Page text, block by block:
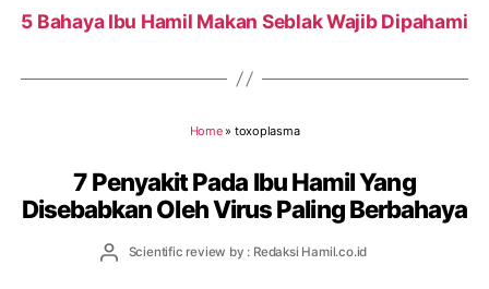
5 Bahaya Ibu Hamil Makan Seblak Wajib Dipahami
Home» toxoplasma
7 Penyakit Pada Ibu Hamil Yang
Disebabkan Oleh Virus Paling Berbahaya
PostScientific review by : Redaksi Hamil.co.id